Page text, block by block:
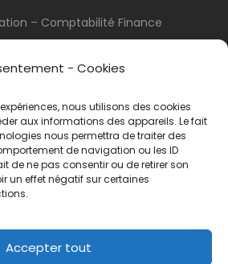
- Cookies
nous utilisons des cookies
aux informations des appareils. Le fait
nous permettra de traiter des
de navigation ou les ID
de ne pas consentir ou de retirer son
un effet négatif sur certaines
Accepter tout
– Comptabilité Finance
& Politique de
de vente
? N'hésitez pas à nous
42 90 73